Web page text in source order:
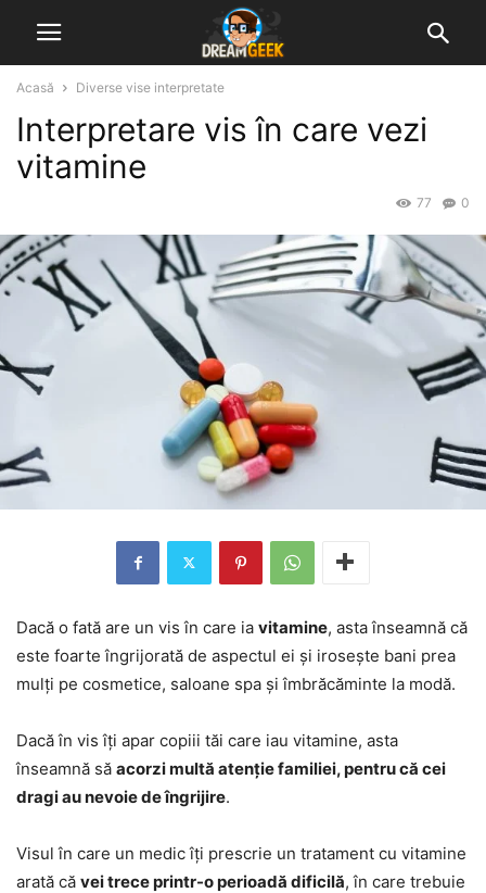
Acasă Diverse vise interpretate
Interpretare vis în care vezi
vitamine
0
77
Dacă o fată are un vis în care ia vitamine, asta înseamnă că
este foarte îngrijorată de aspectul ei și irosește bani prea
mulți pe cosmetice, saloane spa și îmbrăcăminte la modă.
Dacă în vis îți apar copiii tăi care iau vitamine, asta
înseamnă să acorzi multă atenție familiei, pentru că cei
dragi au nevoie de îngrijire.
Visul în care un medic îți prescrie un tratament cu vitamine
arată că vei trece printr-o perioadă dificilă, în care trebuie